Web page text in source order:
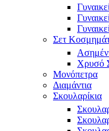
Σετ
Χρυσό
Μονόπετρα
Διαμάντια
Σκουλαρίκια